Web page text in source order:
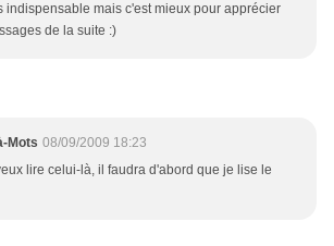
indispensable mais c'est mieux pour apprécier
de la suite :)
Mots 08/09/2009 18:23
lire celui-là, il faudra d'abord que je lise le